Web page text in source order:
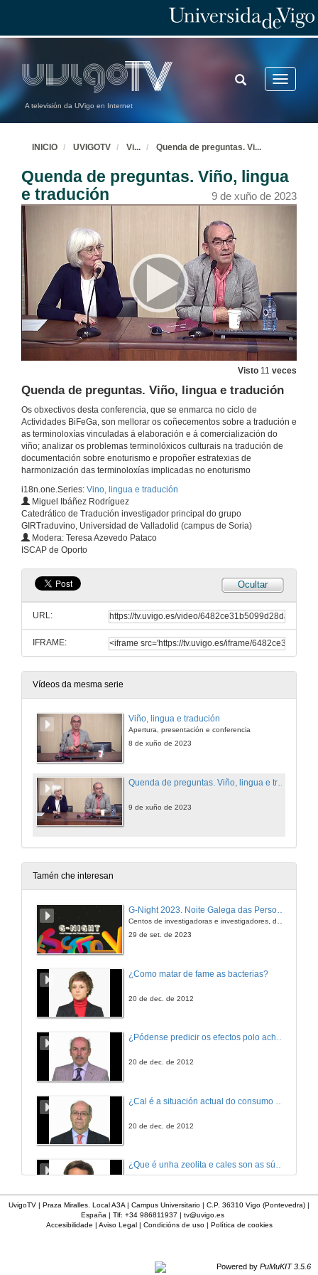
A televisión da UVigo en Internet
Toggle
TOGGLE
SEARCH
INICIO UVIGOTV Vi... Quenda de preguntas. Vi...
Quenda de preguntas. Viño, lingua
e tradución
9 de xuño de 2023
Visto 11 veces
Quenda de preguntas. Viño, lingua e tradución
Os obxectivos desta conferencia, que se enmarca no ciclo de
Actividades BiFeGa, son mellorar os coñecementos sobre a tradución e
as terminoloxías vinculadas á elaboración e á comercialización do
viño; analizar os problemas terminolóxicos culturais na tradución de
documentación sobre enoturismo e propoñer estratexias de
harmonización das terminoloxías implicadas no enoturismo
i18n.one.Series: Vino, lingua e tradución
Miguel Ibáñez Rodríguez
Catedrático de Tradución investigador principal do grupo
GIRTraduvino, Universidad de Valladolid (campus de Soria)
Modera: Teresa Azevedo Pataco
ISCAP de Oporto
Ocultar
URL:
IFRAME:
Vídeos da mesma serie
Viño, lingua e tradución
Apertura, presentación e conferencia
8 de xuño de 2023
9 de xuño de 2023
Tamén che interesan
G-Night 2023. Noite Galega das Persoas Investigadoras. Conciencias creativas
29 de set. de 2023
¿Como matar de fame as bacterias?
20 de dec. de 2012
¿Pódense predicir os efectos polo achegamento á Terra dos asteroides?
20 de dec. de 2012
20 de dec. de 2012
¿Que é unha zeolita e cales son as súas aplicacións?
¿Que é un páncreas artificial?
UvigoTV | Praza Miralles. Local A3A | Campus Universitario | C.P. 36310 Vigo (Pontevedra) |
España | Tlf: +34 986811937 | tv@uvigo.es
Accesibilidade | Aviso Legal| Condicións de uso| Política de cookies
Powered by PuMuKIT 3.5.6